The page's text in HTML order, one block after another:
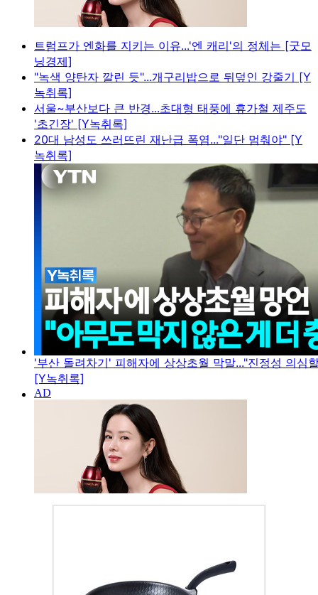
트럼프가 엔화를 지키는 이유...'엔 캐리'의 정체는 [굿모
닝경제]
"녹색 양탄자 깔린 듯"...개구리밥으로 뒤덮인 강줄기 [Y
녹취록]
서울~부산보다 큰 반경...초대형 태풍에 휴가철 제주도
'초긴장' [Y녹취록]
20대 남성도 쓰러뜨린 재난급 폭염..."일단 멈춰야" [Y
녹취록]
'부산 돌려차기' 피해자에 상상초월 막말..."진정성 의심
[Y녹취록]